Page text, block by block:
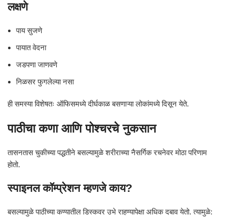
लक्षणे
पाय सुजणे
पायात वेदना
जडपणा जाणवणे
निळसर फुगलेल्या नसा
ही समस्या विशेषतः ऑफिसमध्ये दीर्घकाळ बसणाऱ्या लोकांमध्ये दिसून येते.
पाठीचा कणा आणि पोश्चरचे नुकसान
तासनतास चुकीच्या पद्धतीने बसल्यामुळे शरीराच्या नैसर्गिक रचनेवर मोठा परिणाम
होतो.
स्पाइनल कॉम्प्रेशन म्हणजे काय?
बसल्यामुळे पाठीच्या कण्यातील डिस्कवर उभे राहण्यापेक्षा अधिक दबाव येतो. त्यामुळे: